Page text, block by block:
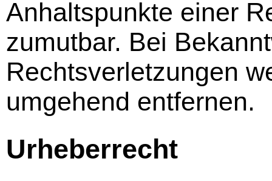
Anhaltspunkte einer
zumutbar. Bei
Rechtsverletzungen
umgehend entfernen.
Urheberrecht